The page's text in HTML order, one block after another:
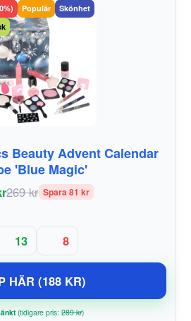
Populär
Skönhet
Beauty Advent Calendar
'Blue Magic'
269 kr Spara 81 kr
13 8
HÄR (188 KR)
(tidigare pris: 289 kr)